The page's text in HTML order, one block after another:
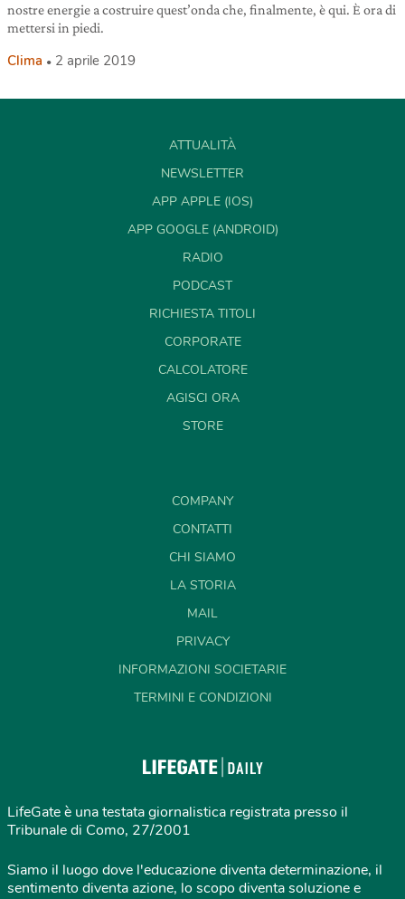
nostre energie a costruire quest’onda che, finalmente, è qui. È ora di
mettersi in piedi.
Clima 2 aprile 2019
ATTUALITÀ
NEWSLETTER
APP APPLE (IOS)
APP GOOGLE (ANDROID)
RADIO
PODCAST
RICHIESTA TITOLI
CORPORATE
CALCOLATORE
AGISCI ORA
STORE
COMPANY
CONTATTI
CHI SIAMO
LA STORIA
MAIL
PRIVACY
INFORMAZIONI SOCIETARIE
TERMINI E CONDIZIONI
LifeGate è una testata giornalistica registrata presso il
Tribunale di Como, 27/2001
Siamo il luogo dove l'educazione diventa determinazione, il
sentimento diventa azione, lo scopo diventa soluzione e